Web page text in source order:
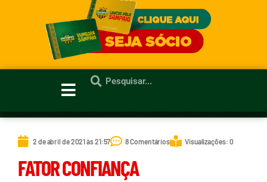
2 de abril de 2021 às 21:57 8 Comentários Visualizações: 0
FATOR CONFIANÇA